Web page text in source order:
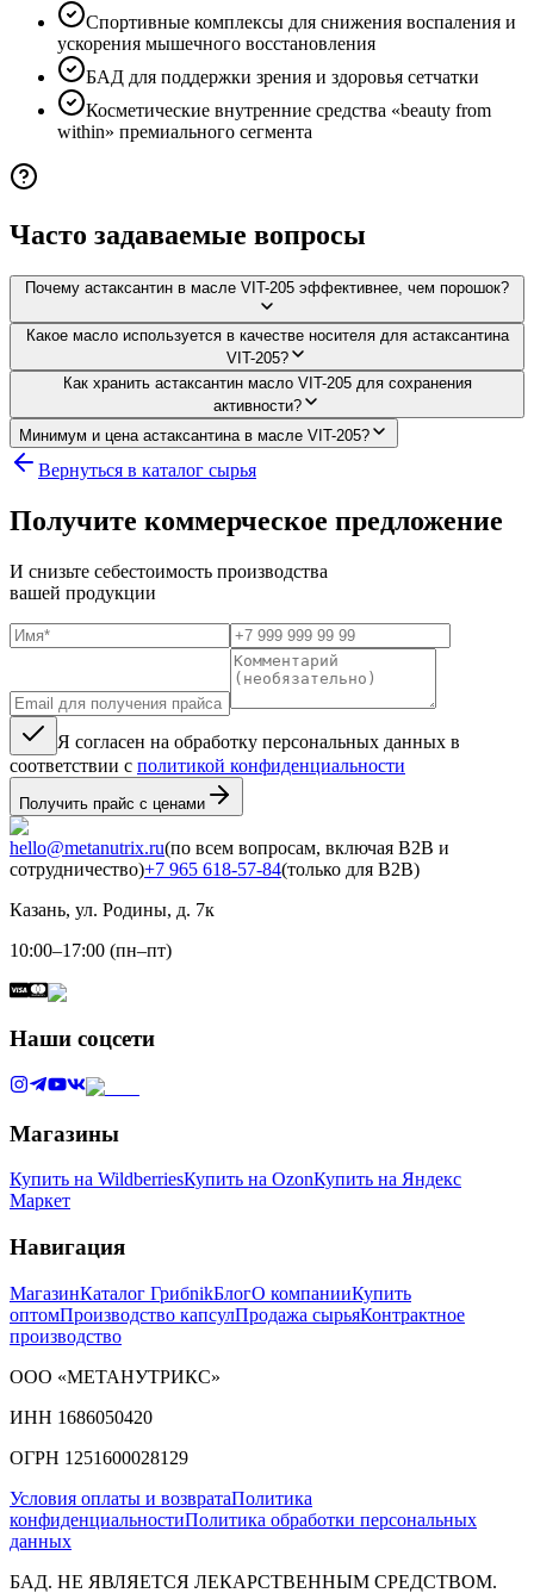
Спортивные комплексы для снижения воспаления и
ускорения мышечного восстановления
БАД для поддержки зрения и здоровья сетчатки
Косметические внутренние средства «beauty from
within» премиального сегмента
Часто задаваемые вопросы
Почему астаксантин в масле VIT-205 эффективнее, чем порошок?
Какое масло используется в качестве носителя для астаксантина
VIT-205?
Как хранить астаксантин масло VIT-205 для сохранения
активности?
Минимум и цена астаксантина в масле VIT-205?
Вернуться в каталог сырья
Получите коммерческое предложение
И снизьте себестоимость производства
вашей продукции
Я согласен на обработку персональных данных в
соответствии с политикой конфиденциальности
Получить прайс с ценами
hello@metanutrix.ru(по всем вопросам, включая B2B и
сотрудничество)+7 965 618-57-84(только для B2B)
Казань, ул. Родины, д. 7к
10:00–17:00 (пн–пт)
Наши соцсети
Магазины
Купить на WildberriesКупить на OzonКупить на Яндекс
Маркет
Навигация
МагазинКаталог ГрибnikБлогО компанииКупить
оптомПроизводство капсулПродажа сырьяКонтрактное
производство
ООО «МЕТАНУТРИКС»
ИНН 1686050420
ОГРН 1251600028129
Условия оплаты и возвратаПолитика
конфиденциальностиПолитика обработки персональных
данных
БАД. НЕ ЯВЛЯЕТСЯ ЛЕКАРСТВЕННЫМ СРЕДСТВОМ.